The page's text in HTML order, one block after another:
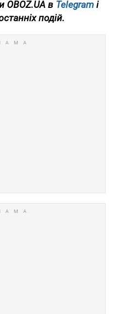
OBOZ.UA в Telegram і
подій.